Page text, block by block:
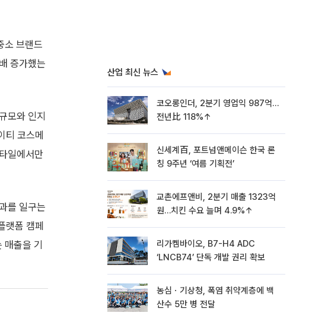
소 브랜드
증가했는
모와 인지
티 코스메
일에서만
를 일구는
랫폼 캠페
출을 기
산업 최신 뉴스
코오롱인더, 2분기 영업익 987억…
전년比 118%↑
신세계百, 포트넘앤메이슨 한국 론
칭 9주년 ‘여름 기획전’
교촌에프앤비, 2분기 매출 1323억
원…치킨 수요 늘며 4.9%↑
리가켐바이오, B7-H4 ADC
‘LNCB74’ 단독 개발 권리 확보
농심ㆍ기상청, 폭염 취약계층에 백
산수 5만 병 전달